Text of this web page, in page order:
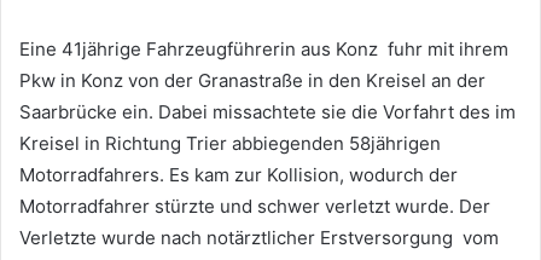
Eine 41jährige Fahrzeugführerin aus Konz fuhr mit ihrem
Pkw in Konz von der Granastraße in den Kreisel an der
Saarbrücke ein. Dabei missachtete sie die Vorfahrt des im
Kreisel in Richtung Trier abbiegenden 58jährigen
Motorradfahrers. Es kam zur Kollision, wodurch der
Motorradfahrer stürzte und schwer verletzt wurde. Der
Verletzte wurde nach notärztlicher Erstversorgung vom